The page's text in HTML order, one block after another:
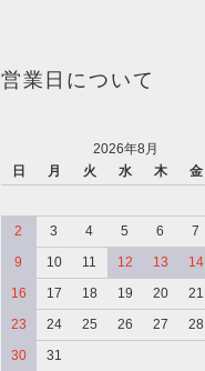
営業日について
2026年8月
日
月 火 水 木 金
2
3 4 5 6 7
9
10 11 12 13 14
16
17 18 19 20 21
23
24 25 26 27 28
30
31